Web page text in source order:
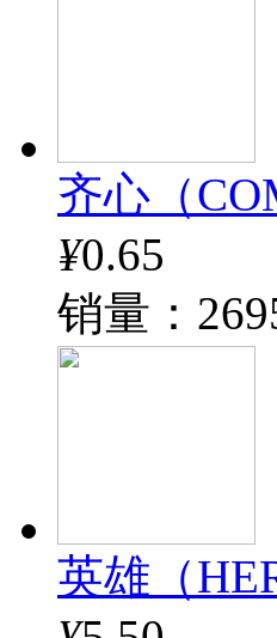
齐心（
¥0.65
销量：
英雄（